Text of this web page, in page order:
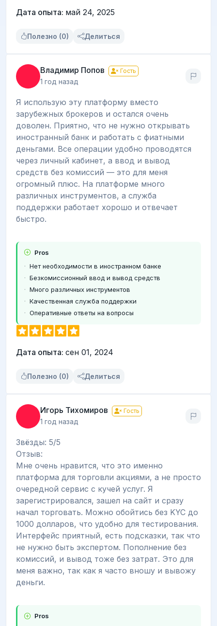
Дата опыта: май 24, 2025
Полезно (0) Делиться
Владимир Попов Гость
1 год назад
Я использую эту платформу вместо
зарубежных брокеров и остался очень
доволен. Приятно, что не нужно открывать
иностранный банк и работать с фиатными
деньгами. Все операции удобно проводятся
через личный кабинет, а ввод и вывод
средств без комиссий — это для меня
огромный плюс. На платформе много
различных инструментов, а служба
поддержки работает хорошо и отвечает
быстро.
Pros
Нет необходимости в иностранном банке
Безкомиссионный ввод и вывод средств
Много различных инструментов
Качественная служба поддержки
Оперативные ответы на вопросы
Дата опыта: сен 01, 2024
Полезно (0) Делиться
Игорь Тихомиров Гость
1 год назад
Звёзды: 5/5
Отзыв:
Мне очень нравится, что это именно
платформа для торговли акциями, а не просто
очередной сервис с кучей услуг. Я
зарегистрировался, зашел на сайт и сразу
начал торговать. Можно обойтись без KYC до
1000 долларов, что удобно для тестирования.
Интерфейс приятный, есть подсказки, так что
не нужно быть экспертом. Пополнение без
комиссий, и вывод тоже без затрат. Это для
меня важно, так как я часто вношу и вывожу
деньги.
Pros